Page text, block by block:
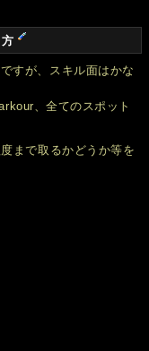
すが、スキル面はかな
、全てのスポット
まで取るかどうか等を